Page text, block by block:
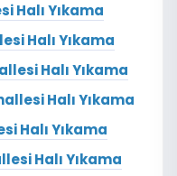
Halı Yıkama
Halı Yıkama
Halı Yıkama
Halı Yıkama
Halı Yıkama
Halı Yıkama